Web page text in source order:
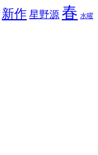
新作 星野源 春 水曜